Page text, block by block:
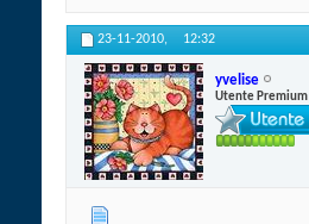
23-11-2010, 12:32
yvelise
Utente Premium